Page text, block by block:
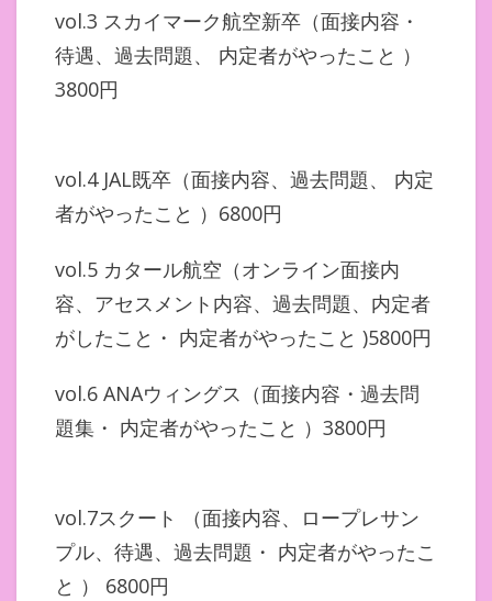
vol.3 スカイマーク航空新卒（面接内容・
待遇、過去問題、 内定者がやったこと ）
3800円
vol.4 JAL既卒（面接内容、過去問題、 内定
者がやったこと ）6800円
vol.5 カタール航空（オンライン面接内
容、アセスメント内容、過去問題、内定者
がしたこと・ 内定者がやったこと )5800円
vol.6 ANAウィングス（面接内容・過去問
題集・ 内定者がやったこと ）3800円
vol.7スクート （面接内容、ロープレサン
プル、待遇、過去問題・ 内定者がやったこ
と ） 6800円